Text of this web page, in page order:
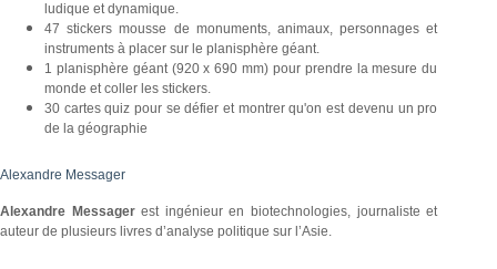
ludique et dynamique.
47 stickers mousse de monuments, animaux, personnages et
instruments à placer sur le planisphère géant.
1 planisphère géant (920 x 690 mm) pour prendre la mesure du
monde et coller les stickers.
30 cartes quiz pour se défier et montrer qu'on est devenu un pro
de la géographie
Alexandre Messager
Alexandre Messagerest ingénieur en biotechnologies, journaliste et
auteur de plusieurs livres d’analyse politique sur l’Asie.